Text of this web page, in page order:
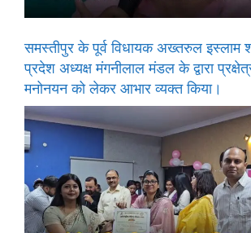
समस्तीपुर के पूर्व विधायक अख्तरुल इस्लाम
प्रदेश अध्यक्ष मंगनीलाल मंडल के द्वारा
मनोनयन को लेकर आभार व्यक्त किया।